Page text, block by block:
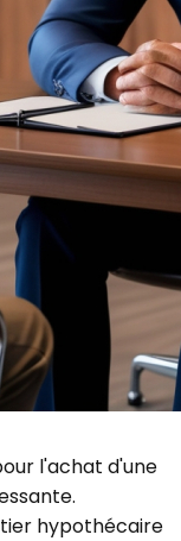
l'achat d'une
hypothécaire